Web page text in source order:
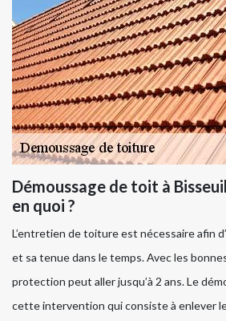
Démoussage de toit à
en quoi ?
L’entretien de toiture est nécessaire afin
et sa tenue dans le temps. Avec les
protection peut aller jusqu’à 2 ans. Le
cette intervention qui consiste à enlever